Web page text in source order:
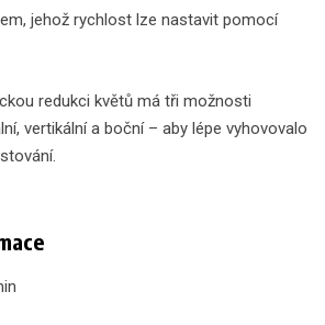
jehož rychlost lze nastavit pomocí
redukci květů má tři možnosti
vertikální a boční – aby lépe vyhovovalo